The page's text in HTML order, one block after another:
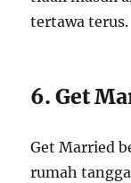
tertawa terus.
6. Get
Get Married
rumah